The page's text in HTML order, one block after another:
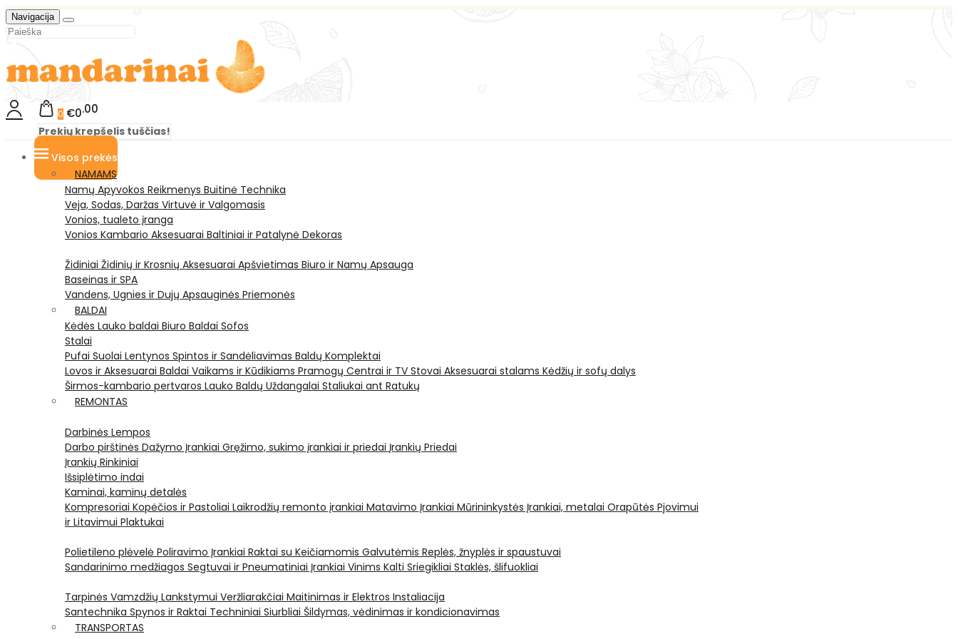
Navigacija
0 €0 00
Prekių krepšelis tuščias!
Visos prekės
NAMAMS
Namų Apyvokos Reikmenys Buitinė Technika
Veja, Sodas, Daržas Virtuvė ir Valgomasis
Vonios, tualeto įranga
Vonios Kambario Aksesuarai Baltiniai ir Patalynė Dekoras
Židiniai Židinių ir Krosnių Aksesuarai Apšvietimas Biuro ir Namų Apsauga
Baseinas ir SPA
Vandens, Ugnies ir Dujų Apsauginės Priemonės
BALDAI
Kėdės Lauko baldai Biuro Baldai Sofos
Stalai
Pufai Suolai Lentynos Spintos ir Sandėliavimas Baldų Komplektai
Lovos ir Aksesuarai Baldai Vaikams ir Kūdikiams Pramogų Centrai ir TV Stovai Aksesuarai stalams Kėdžių ir sofų dalys
Širmos-kambario pertvaros Lauko Baldų Uždangalai Staliukai ant Ratukų
REMONTAS
Darbinės Lempos
Darbo pirštinės Dažymo Įrankiai Gręžimo, sukimo įrankiai ir priedai Įrankių Priedai
Įrankių Rinkiniai
Išsiplėtimo indai
Kaminai, kaminų detalės
Kompresoriai Kopėčios ir Pastoliai Laikrodžių remonto įrankiai Matavimo Įrankiai Mūrininkystės Įrankiai, metalai Orapūtės Pjovimui
ir Litavimui Plaktukai
Polietileno plėvelė Poliravimo Įrankiai Raktai su Keičiamomis Galvutėmis Replės, žnyplės ir spaustuvai
Sandarinimo medžiagos Segtuvai ir Pneumatiniai Įrankiai Vinims Kalti Sriegikliai Staklės, šlifuokliai
Tarpinės Vamzdžių Lankstymui Veržliarakčiai Maitinimas ir Elektros Instaliacija
Santechnika Spynos ir Raktai Techniniai Siurbliai Šildymas, vėdinimas ir kondicionavimas
TRANSPORTAS